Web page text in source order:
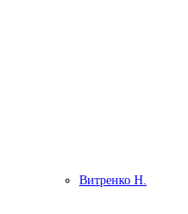
Витренко Н.